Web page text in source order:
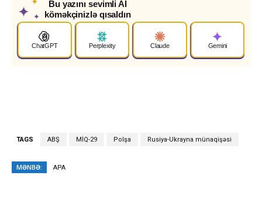
✦ ✦
Bu yazını sevimli AI
köməkçinizlə qısaldın
ChatGPT Perplexity Claude Gemini
TAGS ABŞ MİQ-29 Polşa Rusiya-Ukrayna münaqişəsi
MƏNBƏ: APA